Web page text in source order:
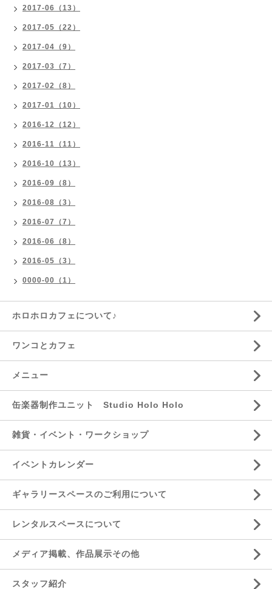
2017-06（13）
2017-05（22）
2017-04（9）
2017-03（7）
2017-02（8）
2017-01（10）
2016-12（12）
2016-11（11）
2016-10（13）
2016-09（8）
2016-08（3）
2016-07（7）
2016-06（8）
2016-05（3）
0000-00（1）
ホロホロカフェについて♪
ワンコとカフェ
メニュー
缶楽器制作ユニット Studio Holo Holo
雑貨・イベント・ワークショップ
イベントカレンダー
ギャラリースペースのご利用について
レンタルスペースについて
メディア掲載、作品展示その他
スタッフ紹介